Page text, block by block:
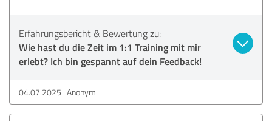
Erfahrungsbericht & Bewertung zu:
Wie hast du die Zeit im 1:1 Training mit mir
erlebt? Ich bin gespannt auf dein Feedback!
04.07.2025 Anonym